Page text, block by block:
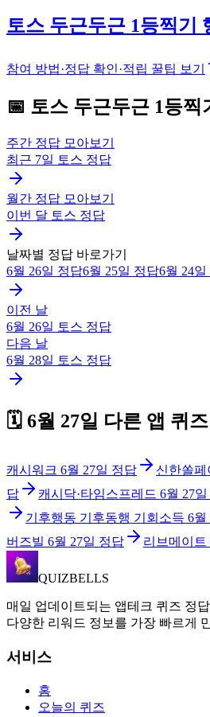
토스 두근두근 1등찍기
참여 방법·정답 확인·적립 꿀팁 보기
📅 토스 두근두근 1등찍
주간 정답 모아보기
최근 7일 토스 정답
월간 정답 모아보기
이번 달 토스 정답
날짜별 정답 바로가기
6월 26일 정답6월 25일 정답6월 24일
이전 날
6월 26일 토스 정답
다음 날
6월 28일 토스 정답
🗓️ 6월 27일 다른 앱 퀴
캐시워크 6월 27일 정답 신한쏠페
답
캐시닥·타임스프레드 6월 27일
기후행동 기후동행 기회소득 6월
버즈빌 6월 27일 정답 리브메이트
QUIZBELLS
매일 업데이트되는 앱테크 퀴즈 정
다양한 리워드 정보를 가장 빠르게
서비스
홈
오늘의 퀴즈